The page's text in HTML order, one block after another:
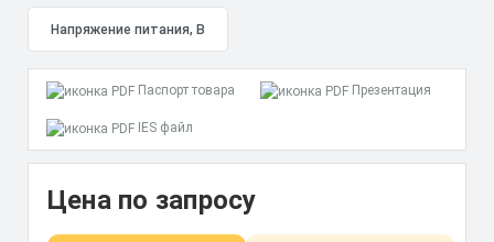
Паспорт товара Презентация
IES файл
Цена по запросу